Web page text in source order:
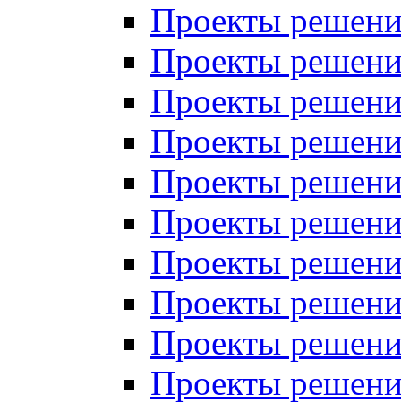
Проекты
Проекты
Проекты
Проекты
Проекты
Проекты
Проекты
Проекты
Проекты
Проекты